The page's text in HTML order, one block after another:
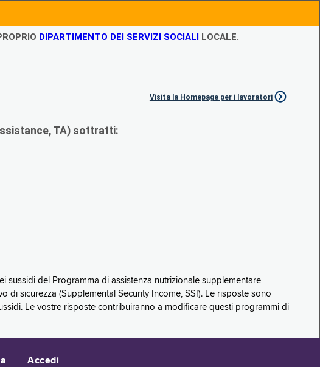
DIPARTIMENTO DEI SERVIZI SOCIALI LOCALE.
Visita la Homepage per i lavoratori
TA) sottratti:
sussidi del Programma di assistenza nutrizionale supplementare
di sicurezza (Supplemental Security Income, SSI). Le risposte sono
Le vostre risposte contribuiranno a modificare questi programmi di
Accedi